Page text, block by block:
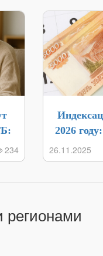
19 679₽ ↓ (-
19 703₽↓ (-
19 726₽(0% |
234
2026
26.11.2025
регионами